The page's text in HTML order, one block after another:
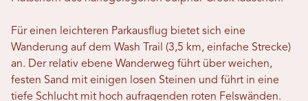
Für einen leichteren Parkausflug bietet sich eine
Wanderung auf dem Wash Trail (3,5 km, einfache Strecke)
an. Der relativ ebene Wanderweg führt über weichen,
festen Sand mit einigen losen Steinen und führt in eine
tiefe Schlucht mit hoch aufragenden roten Felswänden.